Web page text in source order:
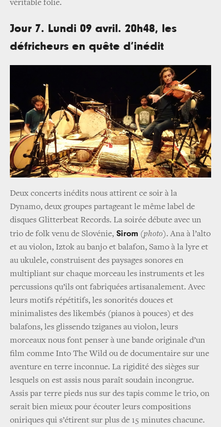
véritable folie.
Jour 7. Lundi 09 avril. 20h48, les
défricheurs en quête d’inédit
Deux concerts inédits nous attirent ce soir à la
Dynamo, deux groupes partageant le même label de
disques Glitterbeat Records. La soirée débute avec un
trio de folk venu de Slovénie, Sirom (photo). Ana à l’alto
et au violon, Iztok au banjo et balafon, Samo à la lyre et
au ukulele, construisent des paysages sonores en
multipliant sur chaque morceau les instruments et les
percussions qu’ils ont fabriquées artisanalement. Avec
leurs motifs répétitifs, les sonorités douces et
minimalistes des likembés (pianos à pouces) et des
balafons, les glissendo tziganes au violon, leurs
morceaux nous font penser à une bande originale d’un
film comme Into The Wild ou de documentaire sur une
aventure en terre inconnue. La rigidité des sièges sur
lesquels on est assis nous paraît soudain incongrue.
Assis par terre pieds nus sur des tapis comme le trio, on
serait bien mieux pour écouter leurs compositions
oniriques qui s’étirent sur plus de 15 minutes chacune.